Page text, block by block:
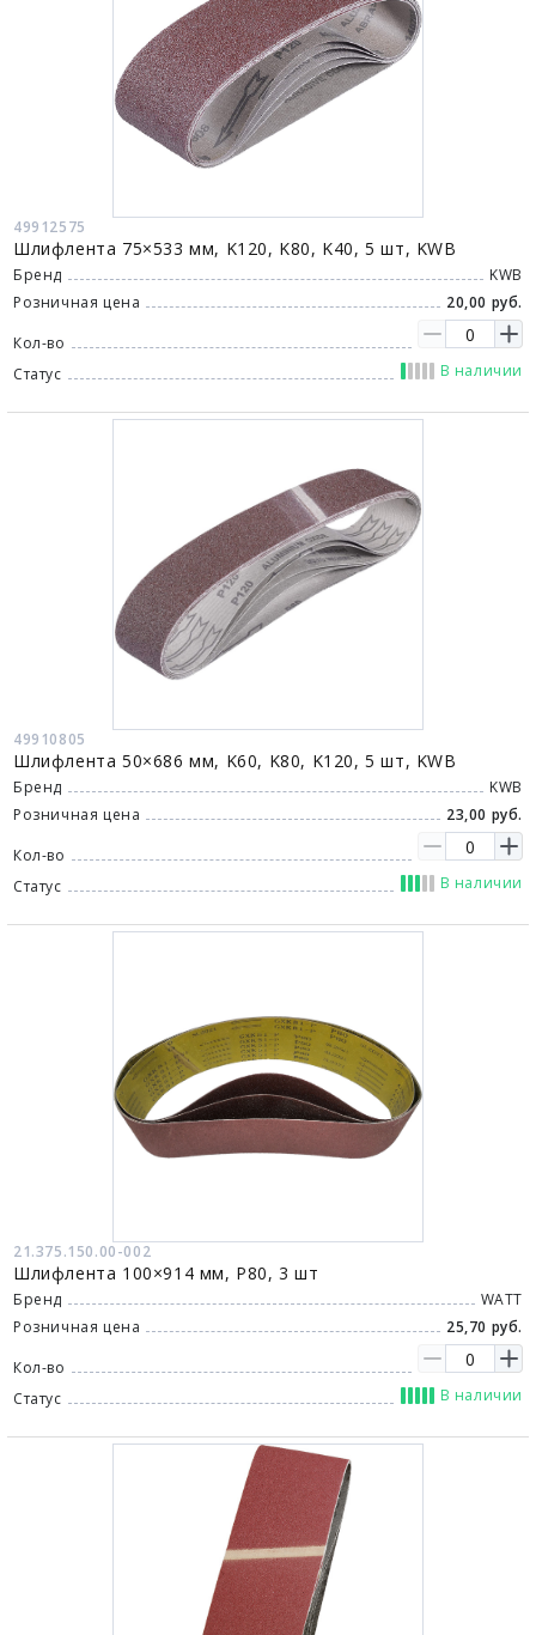
49912575
Шлифлента 75×533 мм, K120, K80, K40, 5 шт, KWB
Бренд
KWB
Розничная цена
20,00 руб.
Кол-во
Статус
В наличии
49910805
Шлифлента 50×686 мм, K60, K80, K120, 5 шт, KWB
Бренд
KWB
Розничная цена
23,00 руб.
Кол-во
Статус
В наличии
21.375.150.00-002
Шлифлента 100×914 мм, P80, 3 шт
Бренд
WATT
Розничная цена
25,70 руб.
Кол-во
Статус
В наличии